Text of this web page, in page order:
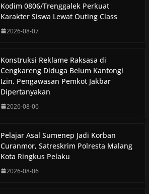
Kodim 0806/Trenggalek Perkuat
Karakter Siswa Lewat Outing Class
2026-08-07
Konstruksi Reklame Raksasa di
Cengkareng Diduga Belum Kantongi
Izin, Pengawasan Pemkot Jakbar
Dipertanyakan
2026-08-06
Pelajar Asal Sumenep Jadi Korban
Curanmor, Satreskrim Polresta Malang
Kota Ringkus Pelaku
2026-08-06